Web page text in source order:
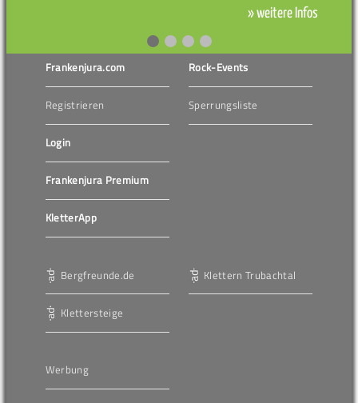
» weitere Infos
Frankenjura.com
Registrieren
Login
Frankenjura Premium
KletterApp
Rock-Events
Sperrungsliste
Bergfreunde.de
Klettersteige
Klettern Trubachtal
Werbung